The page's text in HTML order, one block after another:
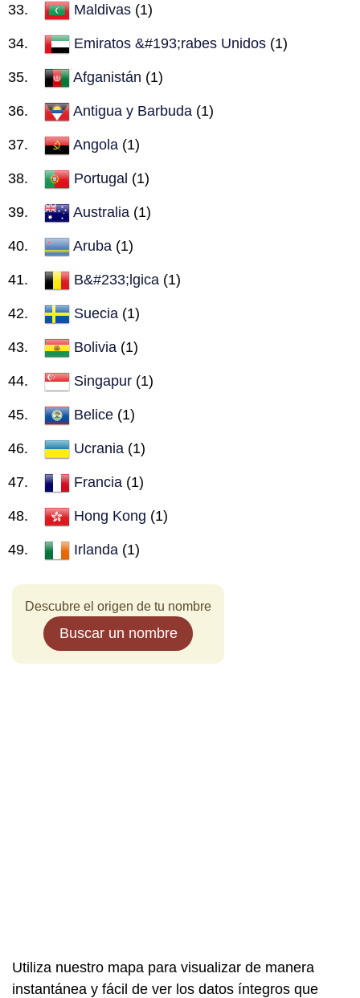
Maldivas (1)
Emiratos &#193;rabes Unidos (1)
Afganistán (1)
Antigua y Barbuda (1)
Angola (1)
Portugal (1)
Australia (1)
Aruba (1)
B&#233;lgica (1)
Suecia (1)
Bolivia (1)
Singapur (1)
Belice (1)
Ucrania (1)
Francia (1)
Hong Kong (1)
Irlanda (1)
Descubre el origen de tu nombre
Buscar un nombre
Utiliza nuestro mapa para visualizar de manera
instantánea y fácil de ver los datos íntegros que